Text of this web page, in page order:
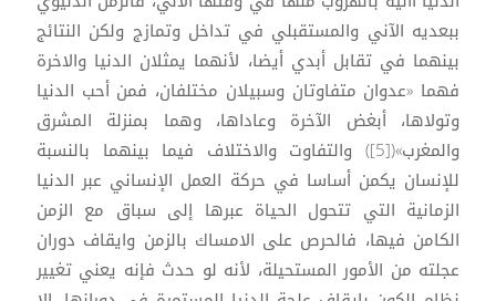
ببعديه الآني والمستقبلي في تداخل وتمازج ولكن النتائج
بينهما في تقابل أبدي أيضا، لأنهما يمثلان الدنيا والاخرة
فهما «عدوان متفاوتان وسبيلان مختلفان، فمن أحب الدنيا
وتولاها، أبغض الآخرة وعاداها، وهما بمنزلة المشرق
والمغرب»([5]) والتفاوت والاختلاف فيما بينهما بالنسبة
للإنسان يكمن أساسا في حركة العمل الإنساني عبر الدنيا
الزمانية التي تتحول الحياة عبرها إلى سباق مع الزمن
الكامن فيها، فالحرص على الامساك بالزمن وايقاف دوران
عجلته من الأمور المستحيلة، لأنه لو حدث فإنه يعني تغيير